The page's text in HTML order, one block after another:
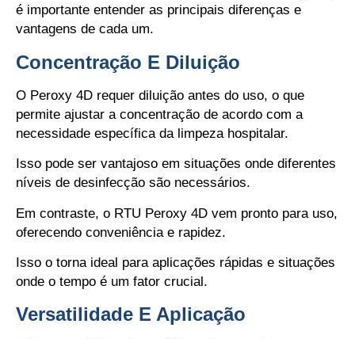
é importante entender as principais diferenças e
vantagens de cada um.
Concentração E Diluição
O Peroxy 4D requer diluição antes do uso, o que
permite ajustar a concentração de acordo com a
necessidade específica da limpeza hospitalar.
Isso pode ser vantajoso em situações onde diferentes
níveis de desinfecção são necessários.
Em contraste, o RTU Peroxy 4D vem pronto para uso,
oferecendo conveniência e rapidez.
Isso o torna ideal para aplicações rápidas e situações
onde o tempo é um fator crucial.
Versatilidade E Aplicação